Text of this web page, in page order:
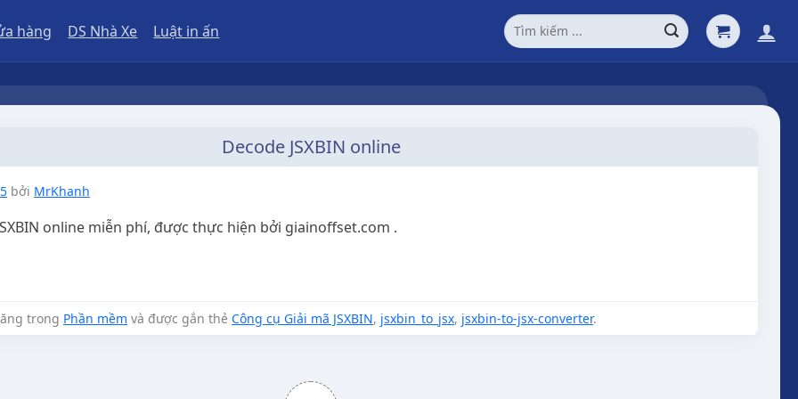
hàng DS Nhà Xe Luật in ấn
Tìm
kiếm:
Decode JSXBIN online
bởi MrKhanh
online miễn phí, được thực hiện bởi giainoffset.com .
trong Phần mềm và được gắn thẻ Công cụ Giải mã JSXBIN, jsxbin_to_jsx, jsxbin-to-jsx-converter.